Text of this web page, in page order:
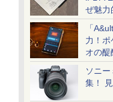
ぜ魅力
「
力！ポ
オの醍
ソニ
集！